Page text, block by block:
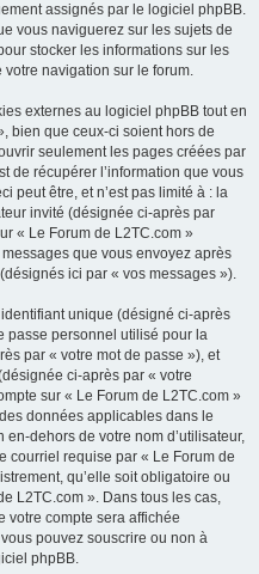
assignés par le logiciel phpBB.
vous naviguerez sur les sujets de
stocker les informations sur les
navigation sur le forum.
externes au logiciel phpBB tout en
bien que ceux-ci soient hors de
seulement les pages créées par
de récupérer l’information que vous
peut être, et n’est pas limité à : la
invité (désignée ci-après par
« Le Forum de L2TC.com »
que vous envoyez après
ici par « vos messages »).
unique (désigné ci-après
passe personnel utilisé pour la
par « votre mot de passe »), et
ci-après par « votre
sur « Le Forum de L2TC.com »
données applicables dans le
dehors de votre nom d’utilisateur,
courriel requise par « Le Forum de
qu’elle soit obligatoire ou
L2TC.com ». Dans tous les cas,
votre compte sera affichée
pouvez souscrire ou non à
phpBB.